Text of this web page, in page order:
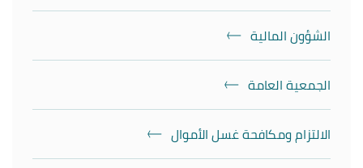
الشؤون المالية
الجمعية العامة
الالتزام ومكافحة غسل الأموال